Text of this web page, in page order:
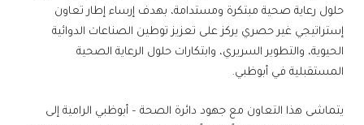
حلول رعاية صحية مبتكرة ومستدامة، بهدف إرساء إطار تعاون
إستراتيجي غير حصري يركز على تعزيز توطين الصناعات الدوائية
الحيوية، والتطوير السريري، وابتكارات حلول الرعاية الصحية
المستقبلية في أبوظبي.
يتماشى هذا التعاون مع جهود دائرة الصحة – أبوظبي الرامية إلى